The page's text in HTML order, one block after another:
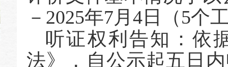
－2025年7月4日（5个
听证权利告知：依
法》，自公示起五日